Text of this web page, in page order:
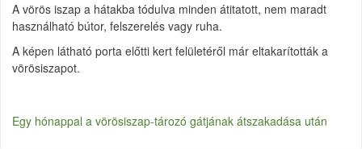
A vörös iszap a hátakba tódulva minden átitatott, nem maradt
használható bútor, felszerelés vagy ruha.
A képen látható porta előtti kert felületéről már eltakarították a
vörösiszapot.
Egy hónappal a vörösiszap-tározó gátjának átszakadása után